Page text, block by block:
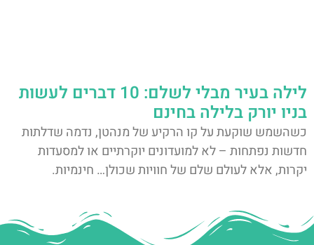
לילה בעיר מבלי לשלם: 10 דברים לעשות
בניו יורק בלילה בחינם
כשהשמש שוקעת על קו הרקיע של מנהטן, נדמה שדלתות
חדשות נפתחות – לא למועדונים יוקרתיים או למסעדות
יקרות, אלא לעולם שלם של חוויות שכולן… חינמיות.